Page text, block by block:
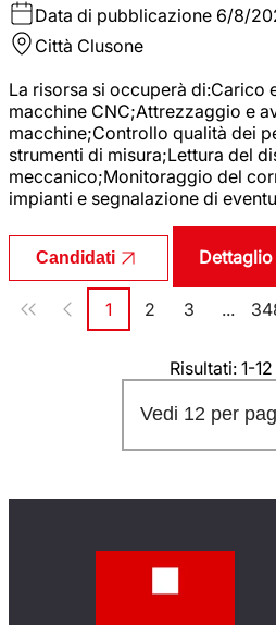
Data di pubblicazione 6/8/
Città Clusone
La risorsa si occuperà di:Carico
macchine CNC;Attrezzaggio e
macchine;Controllo qualità dei
strumenti di misura;Lettura del
meccanico;Monitoraggio del
impianti e segnalazione di
Candidati
Paginazione
Pagina
1 Pagina
2 Pagina
3 ...
Risultati: 1-
Vedi 12 per